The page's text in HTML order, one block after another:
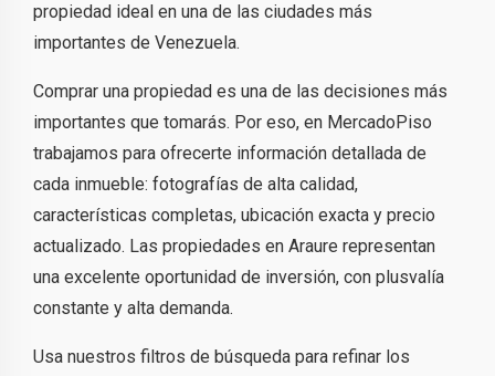
propiedad ideal en una de las ciudades más
importantes de Venezuela.
Comprar una propiedad es una de las decisiones más
importantes que tomarás. Por eso, en MercadoPiso
trabajamos para ofrecerte información detallada de
cada inmueble: fotografías de alta calidad,
características completas, ubicación exacta y precio
actualizado. Las propiedades en Araure representan
una excelente oportunidad de inversión, con plusvalía
constante y alta demanda.
Usa nuestros filtros de búsqueda para refinar los